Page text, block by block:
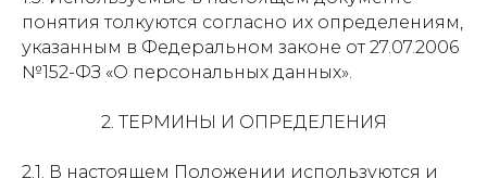
понятия толкуются согласно их определениям,
указанным в Федеральном законе от 27.07.2006
№152-ФЗ «О персональных данных».
2. ТЕРМИНЫ И ОПРЕДЕЛЕНИЯ
2.1. В настоящем Положении используются и